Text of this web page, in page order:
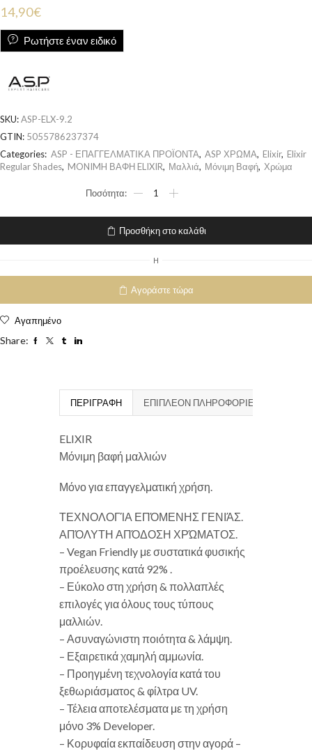
14,90€
Ρωτήστε έναν ειδικό
SKU:ASP-ELX-9.2
GTIN: 5055786237374
Categories: ASP - ΕΠΑΓΓΕΛΜΑΤΙΚΑ ΠΡΟΪΟΝΤΑ, ASP ΧΡΩΜΑ, Elixir, Elixir
Regular Shades, MONIMH ΒΑΦΗ ELIXIR, Μαλλιά, Μόνιμη Βαφή, Χρώμα
Προσθήκη στο καλάθι
H
Αγοράστε τώρα
Αγαπημένο
Share:
ΠΕΡΙΓΡΑΦΉ ΕΠΙΠΛΈΟΝ ΠΛΗΡΟΦΟΡΊΕΣ
ELIXIR
Μόνιμη βαφή μαλλιών
Μόνο για επαγγελματική χρήση.
ΤΕΧΝΟΛΟΓΊΑ ΕΠΌΜΕΝΗΣ ΓΕΝΙΆΣ.
ΑΠΌΛΥΤΗ ΑΠΌΔΟΣΗ ΧΡΏΜΑΤΟΣ.
– Vegan Friendly με συστατικά φυσικής
προέλευσης κατά 92% .
– Εύκολο στη χρήση & πολλαπλές
επιλογές για όλους τους τύπους
μαλλιών.
– Ασυναγώνιστη ποιότητα & λάμψη.
– Εξαιρετικά χαμηλή αμμωνία.
– Προηγμένη τεχνολογία κατά του
ξεθωριάσματος & φίλτρα UV.
– Τέλεια αποτελέσματα με τη χρήση
μόνο 3% Developer.
– Κορυφαία εκπαίδευση στην αγορά –